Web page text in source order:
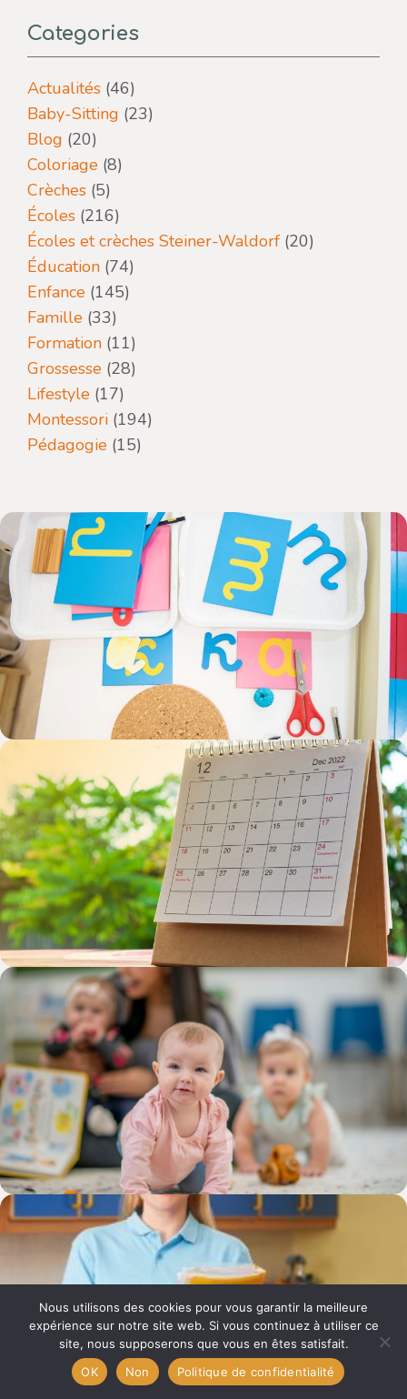
Categories
Actualités (46)
Baby-Sitting (23)
Blog (20)
Coloriage (8)
Crèches (5)
Écoles (216)
Écoles et crèches Steiner-Waldorf (20)
Éducation (74)
Enfance (145)
Famille (33)
Formation (11)
Grossesse (28)
Lifestyle (17)
Montessori (194)
Pédagogie (15)
Nous utilisons des cookies pour vous garantir la meilleure
expérience sur notre site web. Si vous continuez à utiliser ce
site, nous supposerons que vous en êtes satisfait.
OK
Non Politique de confidentialité